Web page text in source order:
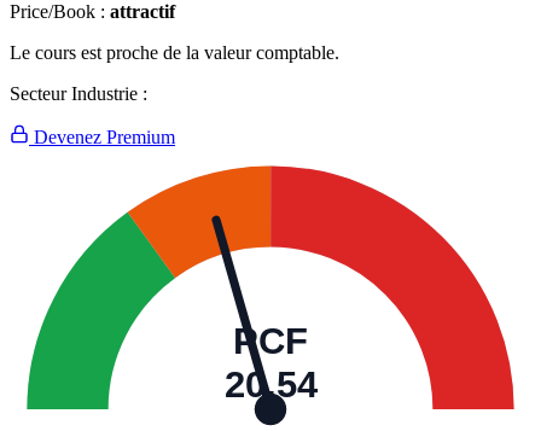
Price/Book : attractif
Le cours est proche de la valeur comptable.
Secteur Industrie :
Devenez Premium
PCF
20,54